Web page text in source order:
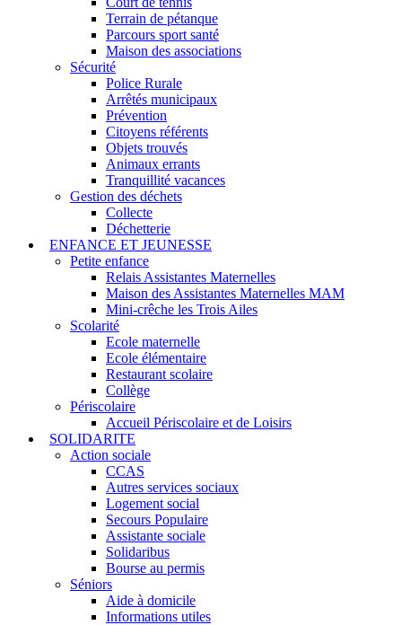
Terrain de pétanque
Parcours sport santé
Maison des associations
Sécurité
Police Rurale
Arrêtés municipaux
Prévention
Citoyens référents
Objets trouvés
Animaux errants
Tranquillité vacances
Gestion des déchets
Collecte
Déchetterie
ENFANCE ET JEUNESSE
Petite enfance
Relais Assistantes Maternelles
Maison des Assistantes Maternelles MAM
Mini-crêche les Trois Ailes
Scolarité
Ecole maternelle
Ecole élémentaire
Restaurant scolaire
Collège
Périscolaire
Accueil Périscolaire et de Loisirs
SOLIDARITE
Action sociale
CCAS
Autres services sociaux
Logement social
Secours Populaire
Assistante sociale
Solidaribus
Bourse au permis
Séniors
Aide à domicile
Informations utiles